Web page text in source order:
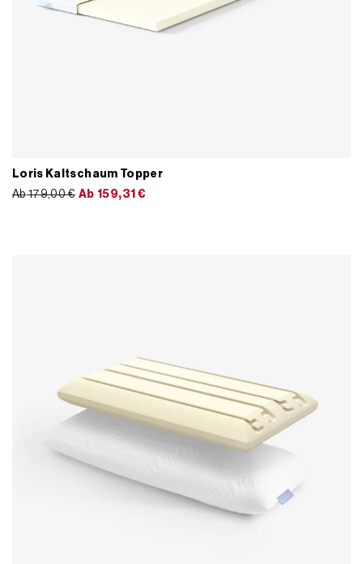
Loris Kaltschaum Topper
Ab 179,00€ Ab 159,31 €